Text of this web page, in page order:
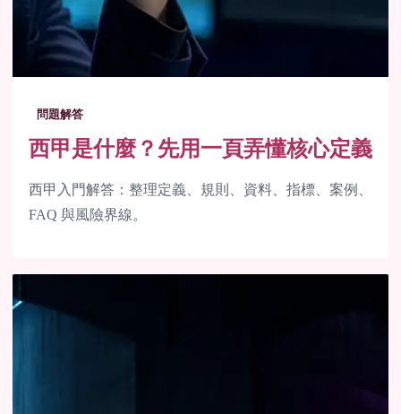
問題解答
西甲是什麼？先用一頁弄懂核心定義
西甲入門解答：整理定義、規則、資料、指標、案例、
FAQ 與風險界線。